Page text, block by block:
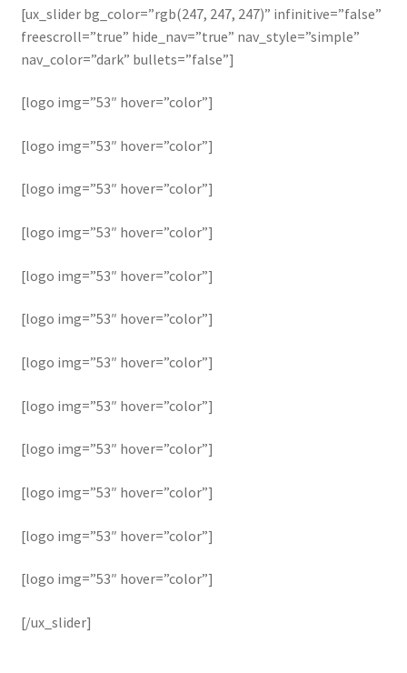
[ux_slider bg_color=”rgb(247, 247, 247)” infinitive=”false”
freescroll=”true” hide_nav=”true” nav_style=”simple”
nav_color=”dark” bullets=”false”]
[logo img=”53″ hover=”color”]
[logo img=”53″ hover=”color”]
[logo img=”53″ hover=”color”]
[logo img=”53″ hover=”color”]
[logo img=”53″ hover=”color”]
[logo img=”53″ hover=”color”]
[logo img=”53″ hover=”color”]
[logo img=”53″ hover=”color”]
[logo img=”53″ hover=”color”]
[logo img=”53″ hover=”color”]
[logo img=”53″ hover=”color”]
[logo img=”53″ hover=”color”]
[/ux_slider]